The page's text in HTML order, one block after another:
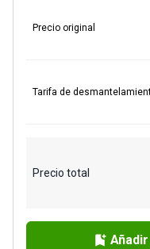
Precio original
Tarifa de
Precio total